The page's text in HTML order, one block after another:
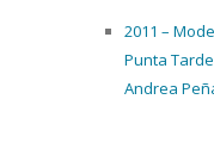
2011 –
Punta
Andrea